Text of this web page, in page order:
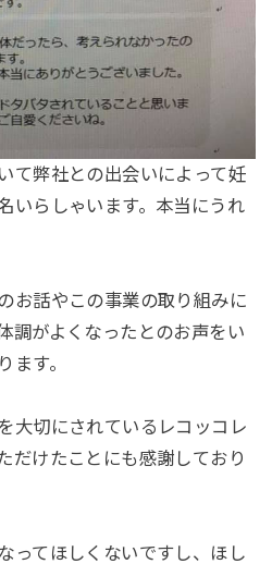
て弊社との出会いによって妊
いらしゃいます。本当にうれ
お話やこの事業の取り組みに
調がよくなったとのお声をい
ます。
大切にされているレコッコレ
だけたことにも感謝しており
ってほしくないですし、ほし